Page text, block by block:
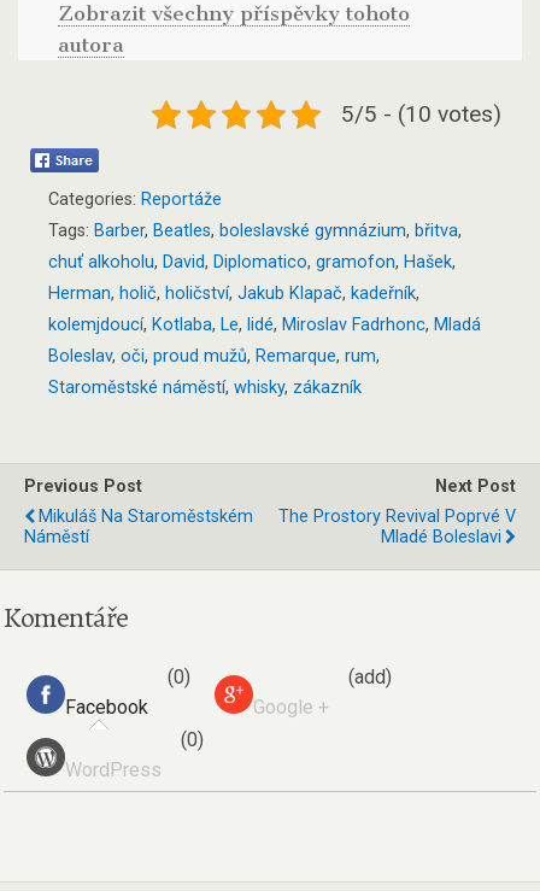
Zobrazit všechny příspěvky tohoto
autora
5/5 - (10 votes)
Categories: Reportáže
Tags: Barber, Beatles, boleslavské gymnázium, břitva,
chuť alkoholu, David, Diplomatico, gramofon, Hašek,
Herman, holič, holičství, Jakub Klapač, kadeřník,
kolemjdoucí, Kotlaba, Le, lidé, Miroslav Fadrhonc, Mladá
Boleslav, oči, proud mužů, Remarque, rum,
Staroměstské náměstí, whisky, zákazník
Previous Post
Mikuláš Na Staroměstském
Náměstí
Next Post
The Prostory Revival Poprvé V
Mladé Boleslavi
Komentáře
Facebook
(0)
Google +
(add)
WordPress
(0)